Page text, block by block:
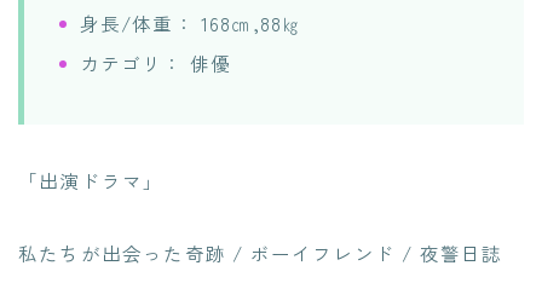
身長/体重： 168㎝,88㎏
カテゴリ： 俳優
「出演ドラマ」
私たちが出会った奇跡 / ボーイフレンド / 夜警日誌